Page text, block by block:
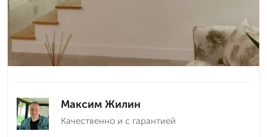
Максим Жилин
Качественно и с гарантией